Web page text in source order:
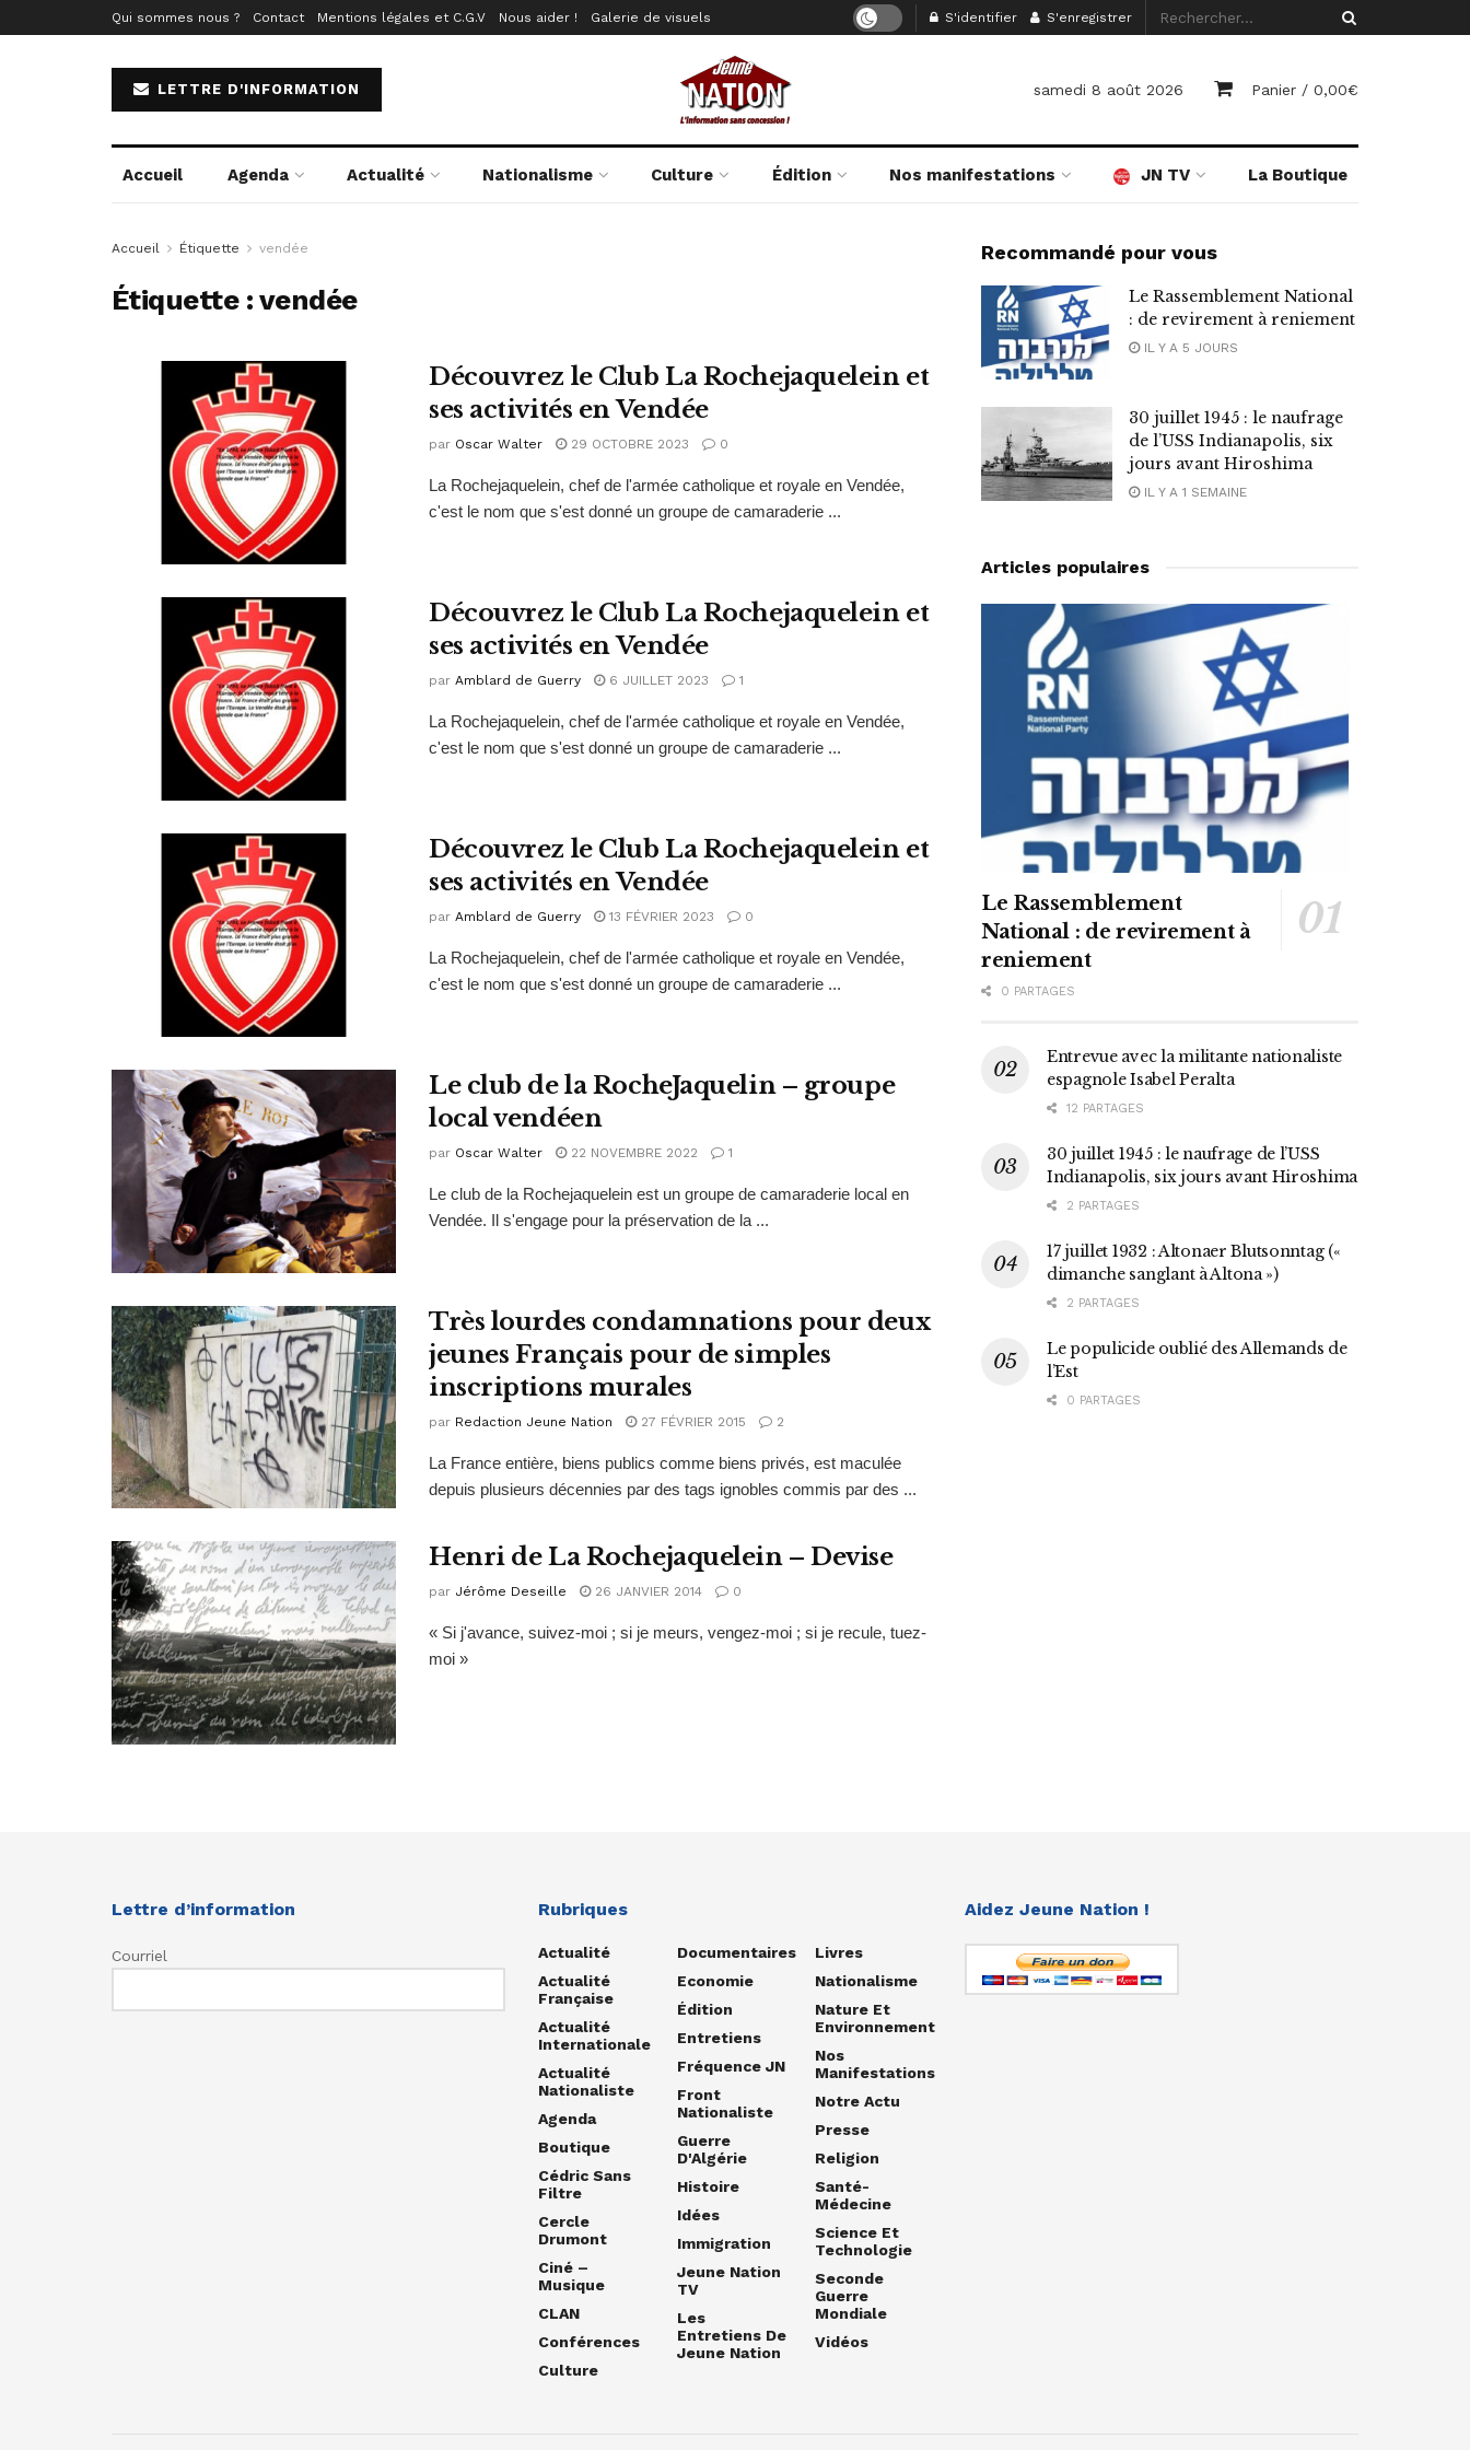
Qui sommes nous ? Contact Mentions légales et C.G.V Nous aider ! Galerie de visuels S'identifier S'enregistrer
LETTRE D'INFORMATION samedi 8 août 2026 Panier / 0,00€
Accueil Agenda Actualité Nationalisme Culture Édition Nos manifestations JN TV La Boutique
Accueil Étiquette vendée
Étiquette : vendée
Découvrez le Club La Rochejaquelein et
ses activités en Vendée
par Oscar Walter 29 OCTOBRE 2023 0
La Rochejaquelein, chef de l'armée catholique et royale en Vendée,
c'est le nom que s'est donné un groupe de camaraderie ...
Découvrez le Club La Rochejaquelein et
ses activités en Vendée
par Amblard de Guerry 6 JUILLET 2023 1
La Rochejaquelein, chef de l'armée catholique et royale en Vendée,
c'est le nom que s'est donné un groupe de camaraderie ...
Découvrez le Club La Rochejaquelein et
ses activités en Vendée
par Amblard de Guerry 13 FÉVRIER 2023 0
La Rochejaquelein, chef de l'armée catholique et royale en Vendée,
c'est le nom que s'est donné un groupe de camaraderie ...
Le club de la RocheJaquelin – groupe
local vendéen
par Oscar Walter 22 NOVEMBRE 2022 1
Le club de la Rochejaquelein est un groupe de camaraderie local en
Vendée. Il s'engage pour la préservation de la ...
Très lourdes condamnations pour deux
jeunes Français pour de simples
inscriptions murales
par Redaction Jeune Nation 27 FÉVRIER 2015 2
La France entière, biens publics comme biens privés, est maculée
depuis plusieurs décennies par des tags ignobles commis par des ...
Henri de La Rochejaquelein – Devise
par Jérôme Deseille 26 JANVIER 2014 0
« Si j'avance, suivez-moi ; si je meurs, vengez-moi ; si je recule, tuez-
moi »
Recommandé pour vous
Le Rassemblement National
: de revirement à reniement
IL Y A 5 JOURS
30 juillet 1945 : le naufrage
de l’USS Indianapolis, six
jours avant Hiroshima
IL Y A 1 SEMAINE
Articles populaires
Le Rassemblement
National : de revirement à
reniement
0 PARTAGES
Entrevue avec la militante nationaliste
espagnole Isabel Peralta
12 PARTAGES
30 juillet 1945 : le naufrage de l’USS
Indianapolis, six jours avant Hiroshima
2 PARTAGES
17 juillet 1932 : Altonaer Blutsonntag («
dimanche sanglant à Altona »)
2 PARTAGES
Le populicide oublié des Allemands de
l’Est
0 PARTAGES
Lettre d’information
Courriel
Rubriques
Actualité
Actualité
Française
Actualité
Internationale
Actualité
Nationaliste
Agenda
Boutique
Cédric Sans
Filtre
Cercle
Drumont
Ciné –
Musique
CLAN
Conférences
Culture
Documentaires
Economie
Édition
Entretiens
Fréquence JN
Front
Nationaliste
Guerre
D'Algérie
Histoire
Idées
Immigration
Jeune Nation
TV
Les
Entretiens De
Jeune Nation
Livres
Nationalisme
Nature Et
Environnement
Nos
Manifestations
Notre Actu
Presse
Religion
Santé-
Médecine
Science Et
Technologie
Seconde
Guerre
Mondiale
Vidéos
Aidez Jeune Nation !